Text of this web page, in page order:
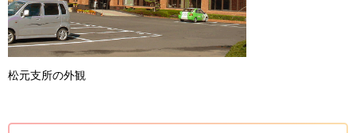
松元支所の外観